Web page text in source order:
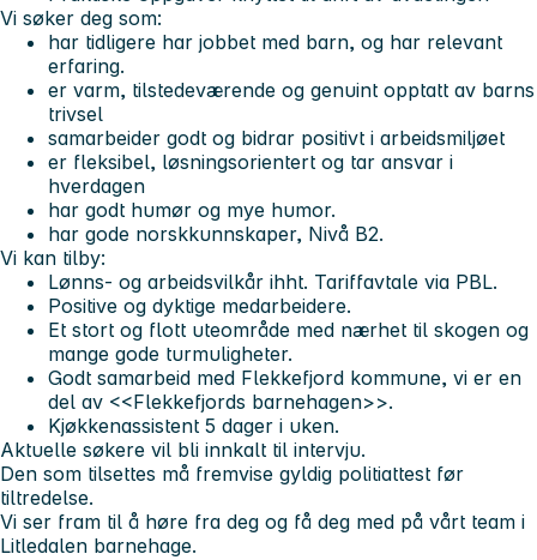
Vi søker deg som:
har tidligere har jobbet med barn, og har relevant
erfaring.
er varm, tilstedeværende og genuint opptatt av barns
trivsel
samarbeider godt og bidrar positivt i arbeidsmiljøet
er fleksibel, løsningsorientert og tar ansvar i
hverdagen
har godt humør og mye humor.
har gode norskkunnskaper, Nivå B2.
Vi kan tilby:
Lønns- og arbeidsvilkår ihht. Tariffavtale via PBL.
Positive og dyktige medarbeidere.
Et stort og flott uteområde med nærhet til skogen og
mange gode turmuligheter.
Godt samarbeid med Flekkefjord kommune, vi er en
del av <<Flekkefjords barnehagen>>.
Kjøkkenassistent 5 dager i uken.
Aktuelle søkere vil bli innkalt til intervju.
Den som tilsettes må fremvise gyldig politiattest før
tiltredelse.
Vi ser fram til å høre fra deg og få deg med på vårt team i
Litledalen barnehage.